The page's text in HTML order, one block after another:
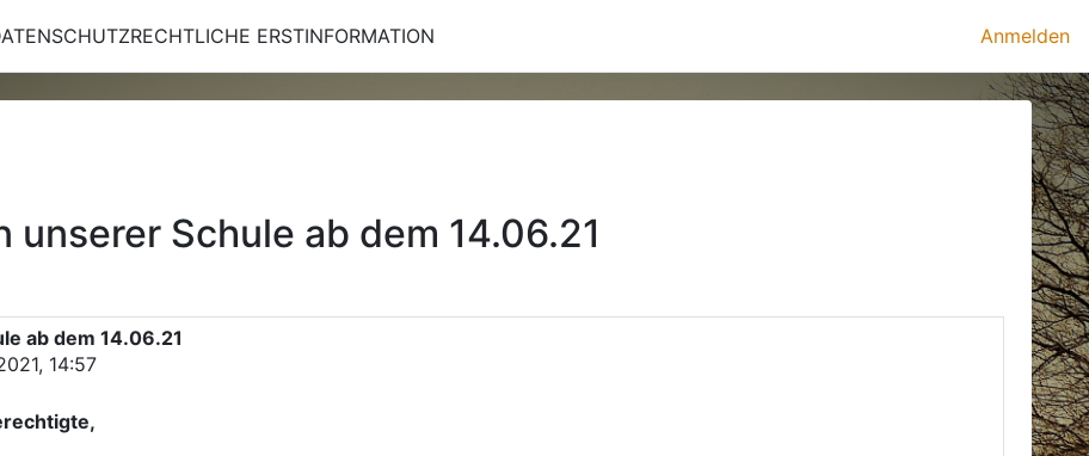
ERSTINFORMATION Anmelden
Schule ab dem 14.06.21
ab dem 14.06.21
14:57